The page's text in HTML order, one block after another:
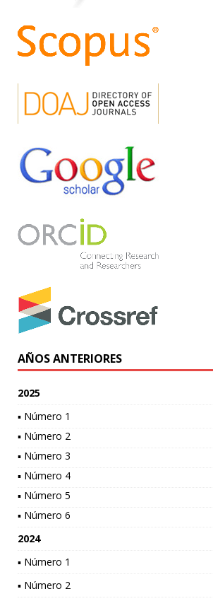
AÑOS ANTERIORES
2025
▪ Número 1
▪ Número 2
▪ Número 3
▪ Número 4
▪ Número 5
▪ Número 6
2024
▪ Número 1
▪ Número 2